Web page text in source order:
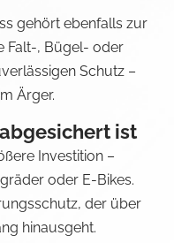
gehört ebenfalls zur
Falt-, Bügel- oder
Schutz –
Ärger.
ist
Investition –
oder E-Bikes.
der über
hinausgeht.